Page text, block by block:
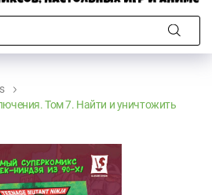
Том 7. Найти и уничтожить